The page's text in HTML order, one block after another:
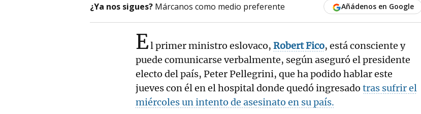
¿Ya nos sigues? Márcanos como medio preferente Añádenos en Google
El primer ministro eslovaco, Robert Fico, está consciente y
puede comunicarse verbalmente, según aseguró el presidente
electo del país, Peter Pellegrini, que ha podido hablar este
jueves con él en el hospital donde quedó ingresado tras sufrir el
miércoles un intento de asesinato en su país.